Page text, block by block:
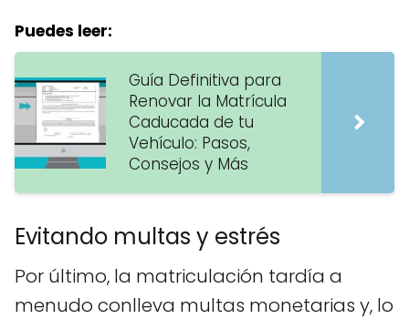
Puedes leer:
Guía Definitiva para
Renovar la Matrícula
Caducada de tu
Vehículo: Pasos,
Consejos y Más
Evitando multas y estrés
Por último, la matriculación tardía a
menudo conlleva multas monetarias y, lo